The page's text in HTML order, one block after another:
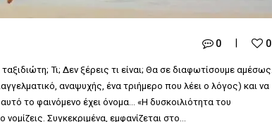
0 0
Τι; Δεν ξέρεις τι είναι; Θα σε διαφωτίσουμε αμέσως.
αναψυχής, ένα τριήμερο που λέει ο λόγος) και να
το φαινόμενο έχει όνομα… «Η δυσκοιλιότητα του
Συγκεκριμένα, εμφανίζεται στο…